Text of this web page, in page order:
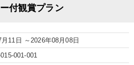
付観賞プラン
11日 ～2026年08月08日
001-001